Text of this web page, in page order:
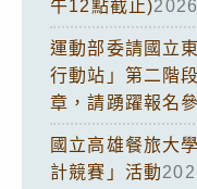
午12點截止)
運動部委請國立
行動站」第二階
章，請踴躍報名
國立高雄餐旅大
計競賽」活動